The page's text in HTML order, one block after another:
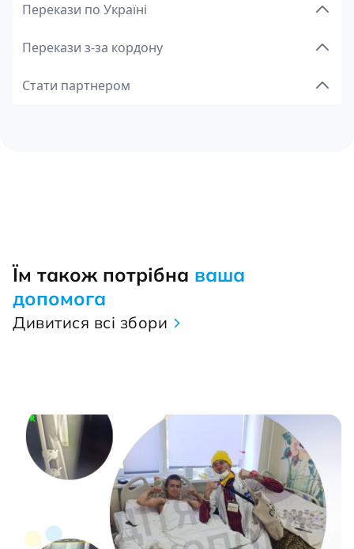
Перекази по Україні
Перекази з-за кордону
Стати партнером
Їм також потрібна ваша
допомога
Дивитися всі збори